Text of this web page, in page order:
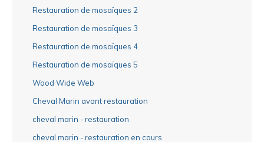
Restauration de mosaïques 2
Restauration de mosaïques 3
Restauration de mosaïques 4
Restauration de mosaïques 5
Wood Wide Web
Cheval Marin avant restauration
cheval marin - restauration
cheval marin - restauration en cours